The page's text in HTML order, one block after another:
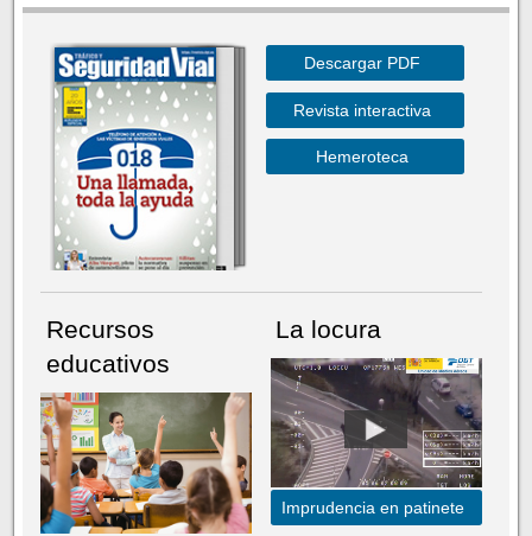
Descargar PDF
Revista interactiva
Hemeroteca
Recursos
educativos
La locura
Imprudencia en patinete